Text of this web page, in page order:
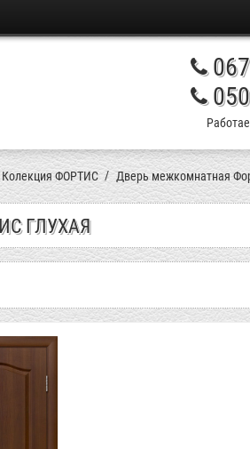
Колекция ФОРТИС Дверь межкомнатная
ГЛУХАЯ